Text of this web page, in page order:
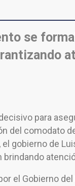
se
para
del comodato
gobierno de
el Gobierno